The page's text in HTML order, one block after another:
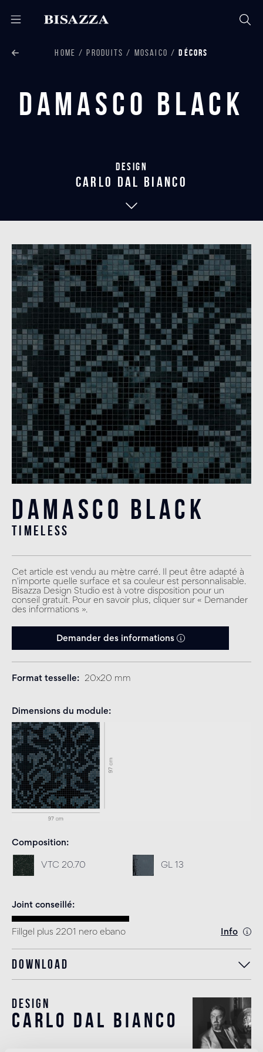
HOME PRODUITS MOSAICO DÉCORS
Damasco Black
Design
carlo dal bianco
Damasco Black
timeless
Cet article est vendu au mètre carré. Il peut être adapté à
n'importe quelle surface et sa couleur est personnalisable.
Bisazza Design Studio est à votre disposition pour un
conseil gratuit. Pour en savoir plus, cliquer sur « Demander
des informations ».
Demander des informations
Format tesselle 20x20 mm
Dimensions du module
Composition
VTC 20.70 GL 13
Joint conseillé
Fillgel plus 2201 nero ebano Info
Download
Design
carlo dal bianco